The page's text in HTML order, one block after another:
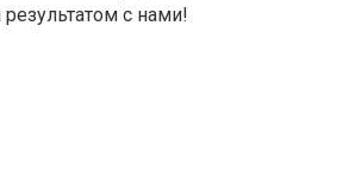
с нами!